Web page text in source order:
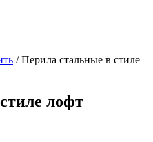
/Перила стальные в стиле
лофт